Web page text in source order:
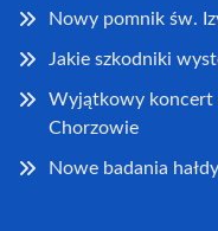
Nowy pomnik św.
Jakie szkodniki
Wyjątkowy koncert
Chorzowie
Nowe badania